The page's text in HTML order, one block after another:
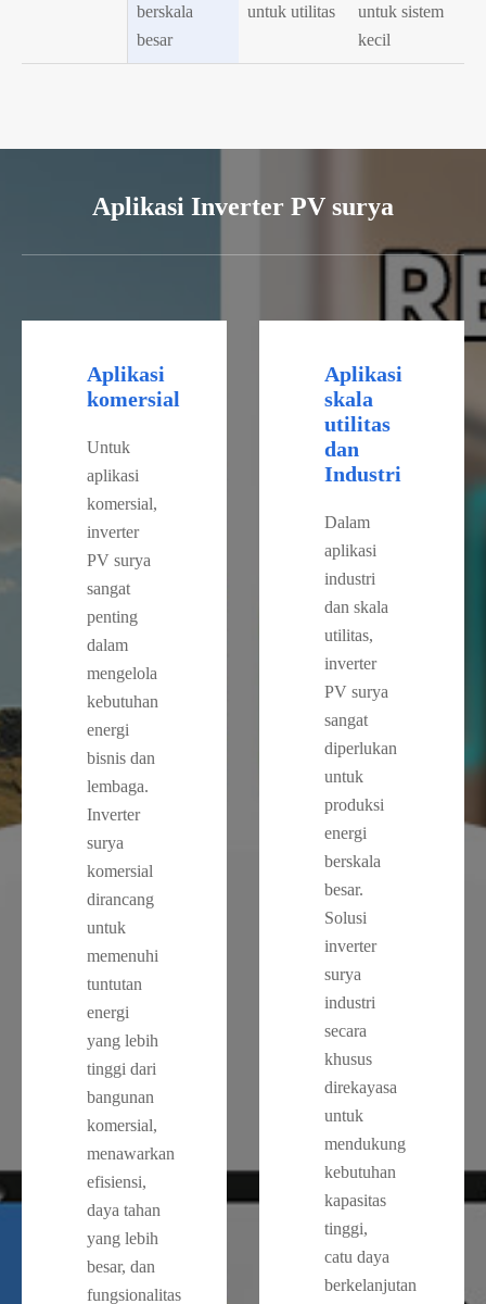
berskala
besar
untuk utilitas
untuk sistem
kecil
Aplikasi Inverter PV surya
Aplikasi
komersial
Untuk
aplikasi
komersial,
inverter
PV surya
sangat
penting
dalam
mengelola
kebutuhan
energi
bisnis dan
lembaga.
Inverter
surya
komersial
dirancang
untuk
memenuhi
tuntutan
energi
yang lebih
tinggi dari
bangunan
komersial,
menawarkan
efisiensi,
daya tahan
yang lebih
besar, dan
fungsionalitas
Aplikasi
skala
utilitas
dan
Industri
Dalam
aplikasi
industri
dan skala
utilitas,
inverter
PV surya
sangat
diperlukan
untuk
produksi
energi
berskala
besar.
Solusi
inverter
surya
industri
secara
khusus
direkayasa
untuk
mendukung
kebutuhan
kapasitas
tinggi,
catu daya
berkelanjutan